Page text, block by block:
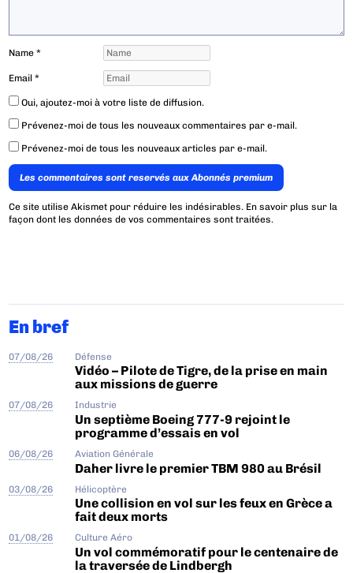
Name*
Email*
Oui, ajoutez-moi à votre liste de diffusion.
Prévenez-moi de tous les nouveaux commentaires par e-mail.
Prévenez-moi de tous les nouveaux articles par e-mail.
Les commentaires sont reservés aux Abonnés premium
Ce site utilise Akismet pour réduire les indésirables. En savoir plus sur la
façon dont les données de vos commentaires sont traitées.
En bref
07/08/26 Défense
Vidéo – Pilote de Tigre, de la prise en main
aux missions de guerre
07/08/26 Industrie
Un septième Boeing 777-9 rejoint le
programme d’essais en vol
06/08/26 Aviation Générale
Daher livre le premier TBM 980 au Brésil
03/08/26 Hélicoptère
Une collision en vol sur les feux en Grèce a
fait deux morts
01/08/26 Culture Aéro
Un vol commémoratif pour le centenaire de
la traversée de Lindbergh